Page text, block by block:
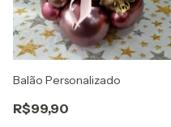
Balão Personalizado
R$99,90